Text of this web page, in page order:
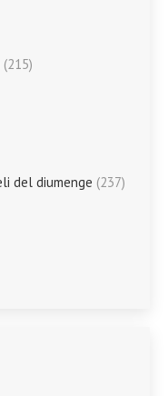
(215)
del diumenge (237)